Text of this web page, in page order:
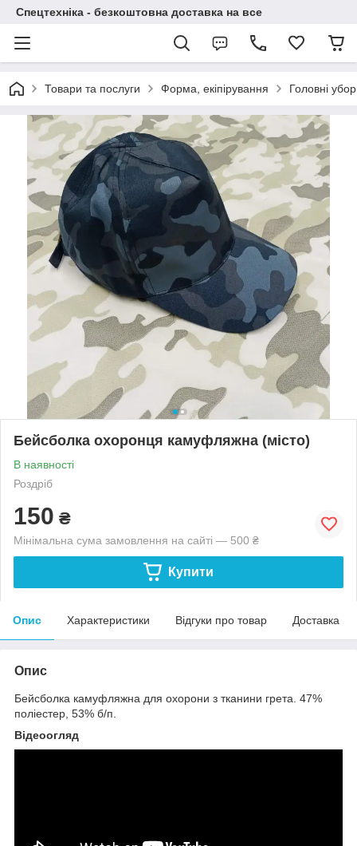
Спецтехніка - безкоштовна доставка на все
Товари та послуги Форма, екіпірування Головні
Бейсболка охоронця камуфляжна (місто)
В наявності
Роздріб
150 ₴
Мінімальна сума замовлення на сайті — 500 ₴
Купити
Опис Характеристики Відгуки про товар Доставка
Опис
Бейсболка камуфляжна для охорони з тканини грета. 47%
поліестер, 53% б/п.
Відеоогляд